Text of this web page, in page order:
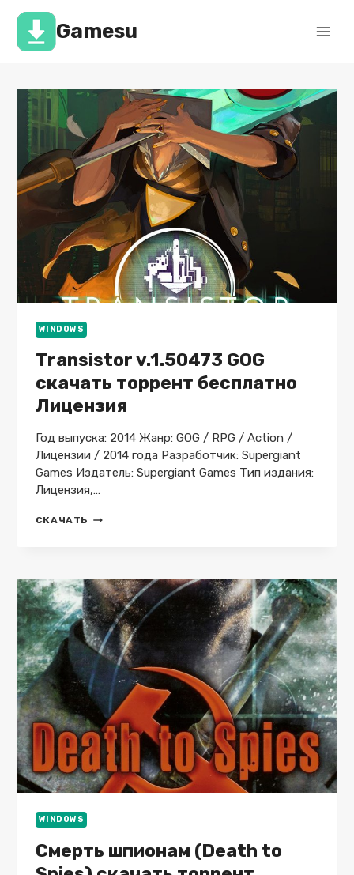
Перейти
содержимомуGamesu
WINDOWS
Transistor v.1.50473 GOG
скачать торрент бесплатно
Лицензия
Год выпуска: 2014 Жанр: GOG / RPG / Action /
Лицензии / 2014 года Разработчик: Supergiant
Games Издатель: Supergiant Games Тип издания:
Лицензия,…
СКАЧАТЬ TRANSISTOR
БЕСПЛАТНО
ЛИЦЕНЗИЯ
WINDOWS
Смерть шпионам (Death to